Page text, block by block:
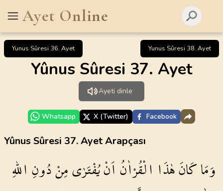
Ayet Online
Yunus Sûresi 36. Ayet Yunus Sûresi 38. Ayet
Yûnus Sûresi 37. Ayet
Ayeti dinle
Whatsapp X (Twitter) Facebook
Yûnus Sûresi 37. Ayet Arapçası
وَمَاكَانَهٰذَا الْقُرْاٰنُاَنْيُفْتَرٰىمِنْدُونِاللّٰهِ